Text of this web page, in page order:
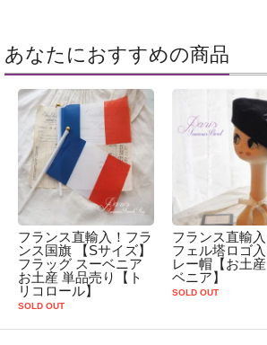
あなたにおすすめの商品
フランス直輸入！フラ
ンス国旗 【Sサイズ】
フラッグ スーベニア
お土産 単品売り【ト
リコロール】
SOLD OUT
フランス直輸
フェル塔ロゴ
レー帽【お土
ベニア】
SOLD OUT